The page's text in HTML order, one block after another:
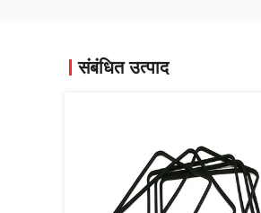
संबंधित उत्पाद